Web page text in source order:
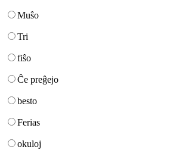
Muŝo
Tri
fiŝo
Ĉe preĝejo
besto
Ferias
okuloj